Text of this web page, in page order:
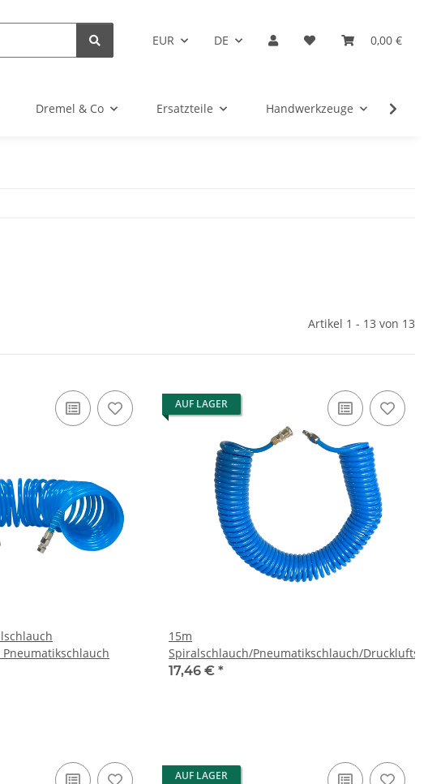
EUR DE 0,00 €
Dremel & Co Ersatzteile Handwerkzeuge
Artikel 1 - 13 von 13
AUF LAGER
15m
Spiralschlauch/Pneumatikschlauch/
17,46 € *
AUF LAGER